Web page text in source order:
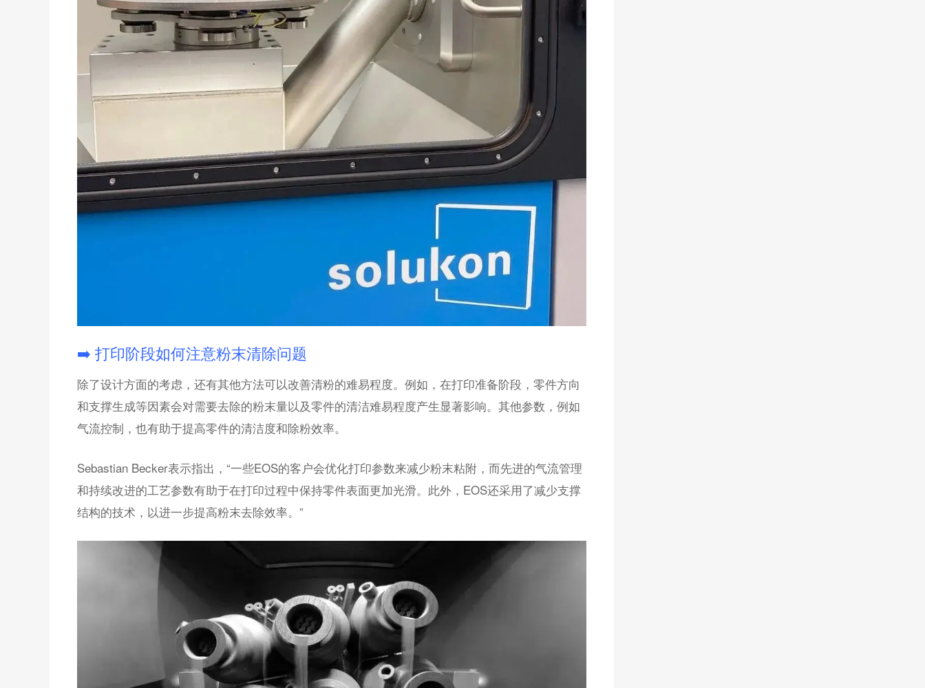
➡️ 打印阶段如何注意粉末清除问题
除了设计方面的考虑，还有其他方法可以改善清粉的难易程度。例如，在打印准备阶段，零件方向
和支撑生成等因素会对需要去除的粉末量以及零件的清洁难易程度产生显著影响。其他参数，例如
气流控制，也有助于提高零件的清洁度和除粉效率。
Sebastian Becker表示指出，“一些EOS的客户会优化打印参数来减少粉末粘附，而先进的气流管理
和持续改进的工艺参数有助于在打印过程中保持零件表面更加光滑。此外，EOS还采用了减少支撑
结构的技术，以进一步提高粉末去除效率。”